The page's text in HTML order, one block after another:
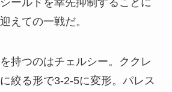
えての一戦だ。
持つのはチェルシー。ククレ
絞る形で3-2-5に変形。パレス